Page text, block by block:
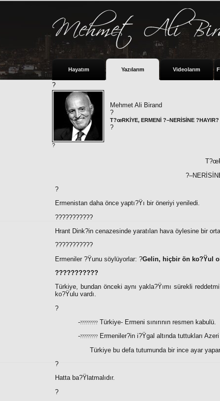
Hayatım Yazılarım Videolarım
?
Mehmet Ali Birand
?
T?œRKİYE, ERMENİ ?–NERİSİNE ?HAYIR?
?
?
?
Ermenistan daha önce yaptı?Ÿı bir öneriyi yeniledi.
???????????
Hrant Dink?in cenazesinde yaratılan hava öylesine bir
???????????
Ermeniler ?Ÿunu söylüyorlar: ?Gelin, hiçbir ön ko?Ÿul
???????????
Türkiye, bundan önceki aynı yakla?Ÿımı sürekli
ko?Ÿulu vardı.
?
-????????? Türkiye- Ermeni sınırının resmen kabulü.
-????????? Ermeniler?in i?Ÿgal altında tuttukları
Türkiye bu defa tutumunda bir ince ayar
?
Hatta ba?Ÿlatmalıdır.
?